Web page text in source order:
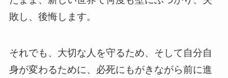
敗し、後悔します。
それでも、大切な人を守るため、そして自分自
身が変わるために、必死にもがきながら前に進